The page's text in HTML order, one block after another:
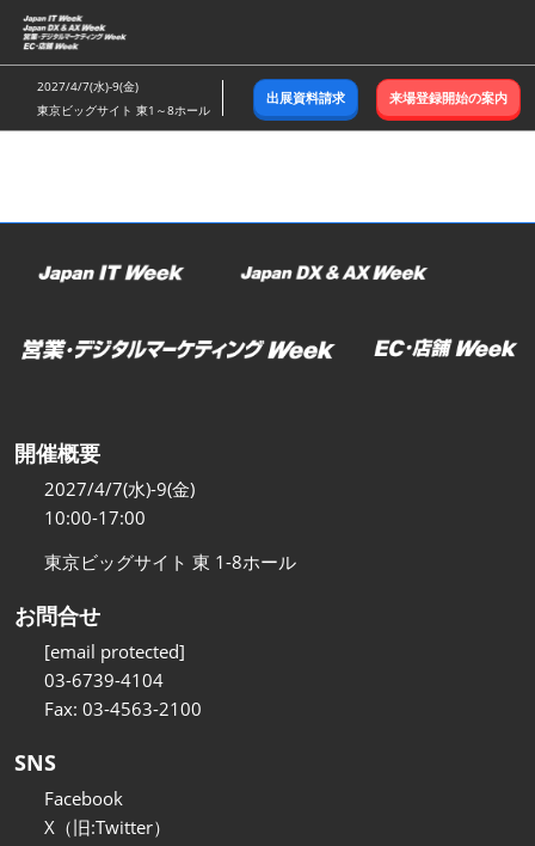
ス
キ
ッ
し
む
2027/4/7(水)-9(金)
東京ビッグサイト 東1～8ホール
出展資料請求 来場登録開始の案内
開催概要
2027/4/7(水)-9(金)
10:00-17:00
東京ビッグサイト 東 1-8ホール
お問合せ
[email protected]
03-6739-4104
Fax: 03-4563-2100
SNS
Facebook
X（旧:Twitter）